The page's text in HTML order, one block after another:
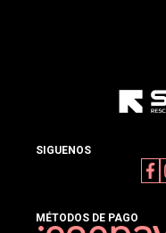
SIGUENOS
MÉTODOS DE PAGO